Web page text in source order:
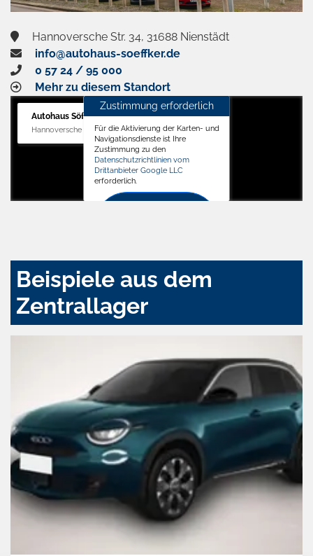
Hannoversche Str. 34, 31688 Nienstädt
info@autohaus-soeffker.de
0 57 24 / 95 000
Mehr zu diesem Standort
Autohaus Söffker GmbH
Hannoversche Str. 34, 31688 Nienstädt
Zustimmung erforderlich
Für die Aktivierung der Karten- und
Navigationsdienste ist Ihre
Zustimmung zu den
Datenschutzrichtlinien vom
Drittanbieter Google LLC
erforderlich.
Beispiele aus dem
Zentrallager